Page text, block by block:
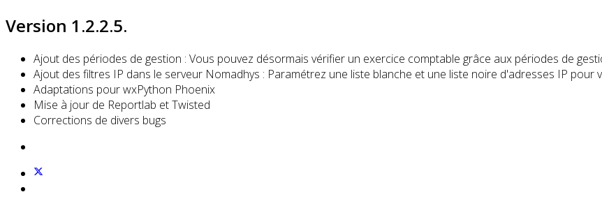
Version 1.2.2.5.
Ajout des périodes de gestion : Vous pouvez désormais vérifier un exercice comptable grâce aux périodes de
Ajout des filtres IP dans le serveur Nomadhys : Paramétrez une liste blanche et une liste noire d'adresses IP pour
Adaptations pour wxPython Phoenix
Mise à jour de Reportlab et Twisted
Corrections de divers bugs